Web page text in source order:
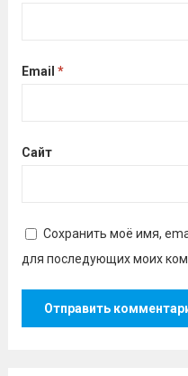
Email *
Сайт
Сохранить моё имя,
для последующих моих